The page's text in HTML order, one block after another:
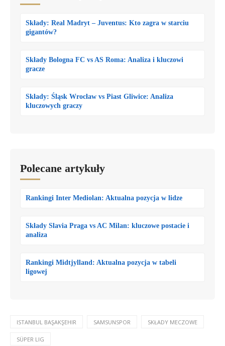
Składy: Real Madryt – Juventus: Kto zagra w starciu
gigantów?
Składy Bologna FC vs AS Roma: Analiza i kluczowi
gracze
Składy: Śląsk Wrocław vs Piast Gliwice: Analiza
kluczowych graczy
Polecane artykuły
Rankingi Inter Mediolan: Aktualna pozycja w lidze
Składy Slavia Praga vs AC Milan: kluczowe postacie i
analiza
Rankingi Midtjylland: Aktualna pozycja w tabeli
ligowej
ISTANBUL BAŞAKŞEHIR SAMSUNSPOR SKŁADY MECZOWE
SÜPER LIG